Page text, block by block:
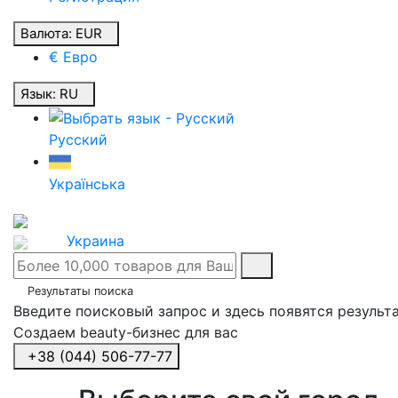
Валюта: EUR
€ Евро
Язык: RU
Русский
Українська
Украина
Результаты поиска
Введите поисковый запрос и здесь появятся
Создаем beauty-бизнес для вас
+38 (044) 506-77-77